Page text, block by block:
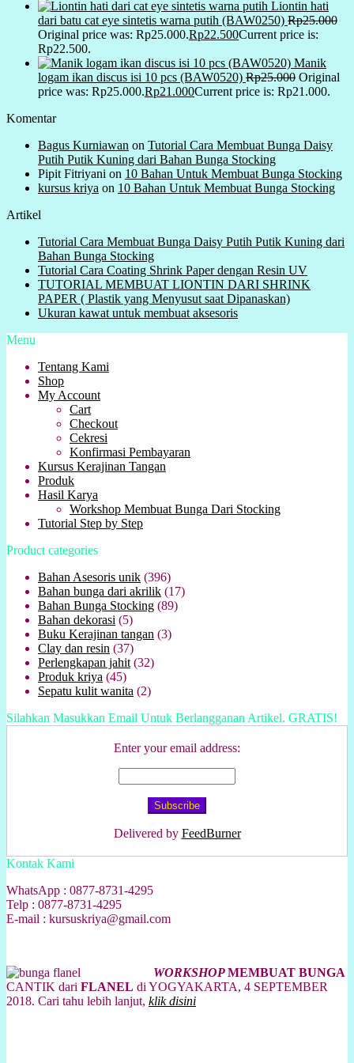
Liontin hati
dari batu cat eye sintetis warna putih (BAW0250) Rp25.000
Original price was: Rp25.000.Rp22.500Current price is:
Rp22.500.
Manik
logam ikan discus isi 10 pcs (BAW0520) Rp25.000 Original
price was: Rp25.000.Rp21.000Current price is: Rp21.000.
Komentar
Bagus Kurniawan on Tutorial Cara Membuat Bunga Daisy
Putih Putik Kuning dari Bahan Bunga Stocking
Pipit Fitriyani on 10 Bahan Untuk Membuat Bunga Stocking
kursus kriya on 10 Bahan Untuk Membuat Bunga Stocking
Artikel
Tutorial Cara Membuat Bunga Daisy Putih Putik Kuning dari
Bahan Bunga Stocking
Tutorial Cara Coating Shrink Paper dengan Resin UV
TUTORIAL MEMBUAT LIONTIN DARI SHRINK
PAPER ( Plastik yang Menyusut saat Dipanaskan)
Ukuran kawat untuk membuat aksesoris
Menu
Tentang Kami
Shop
My Account
Cart
Checkout
Cekresi
Konfirmasi Pembayaran
Kursus Kerajinan Tangan
Produk
Hasil Karya
Workshop Membuat Bunga Dari Stocking
Tutorial Step by Step
Product categories
Bahan Asesoris unik (396)
Bahan bunga dari akrilik (17)
Bahan Bunga Stocking (89)
Bahan dekorasi (5)
Buku Kerajinan tangan (3)
Clay dan resin (37)
Perlengkapan jahit (32)
Produk kriya (45)
Sepatu kulit wanita (2)
Silahkan Masukkan Email Untuk Berlangganan Artikel. GRATIS!
Enter your email address:
Delivered by FeedBurner
Kontak Kami
WhatsApp : 0877-8731-4295
Telp : 0877-8731-4295
E-mail : kursuskriya@gmail.com
WORKSHOPMEMBUAT BUNGA
CANTIK dari FLANEL di YOGYAKARTA, 4 SEPTEMBER
2018. Cari tahu lebih lanjut, klik disini